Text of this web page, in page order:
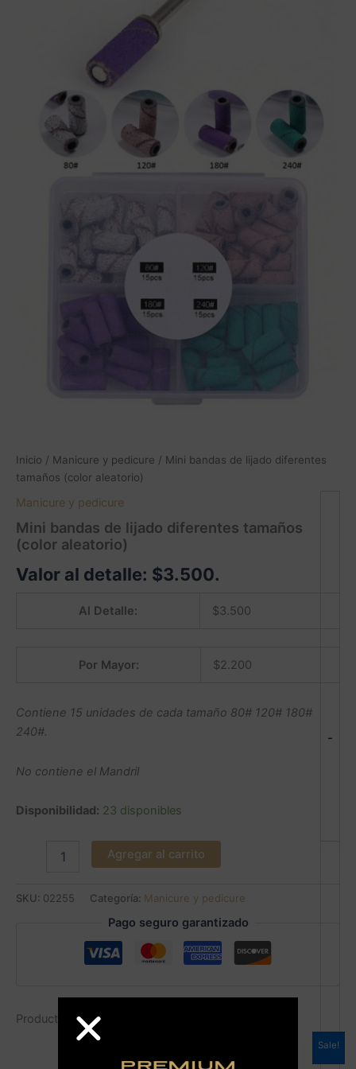
Inicio / Manicure y pedicure / Mini bandas de lijado diferentes
tamaños (color aleatorio)
Manicure y pedicure
Mini bandas de lijado diferentes tamaños
(color aleatorio)
Valor al detalle: $3.500.
Al Detalle: $3.500
Por Mayor: $2.200
Contiene 15 unidades de cada tamaño 80# 120# 180#
240#.
No contiene el Mandril
Disponibilidad: 23 disponibles
-
aleatorio)
cantidad
Agregar al carrito
SKU: 02255 Categoría: Manicure y pedicure
Pago seguro garantizado
Productos relacionados
Sale!